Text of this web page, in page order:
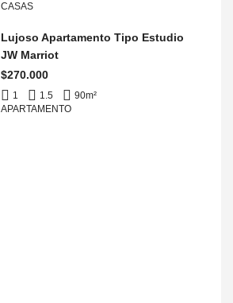
CASAS
Lujoso Apartamento Tipo Estudio
JW Marriot
$270.000
1 1.5 90m²
APARTAMENTO